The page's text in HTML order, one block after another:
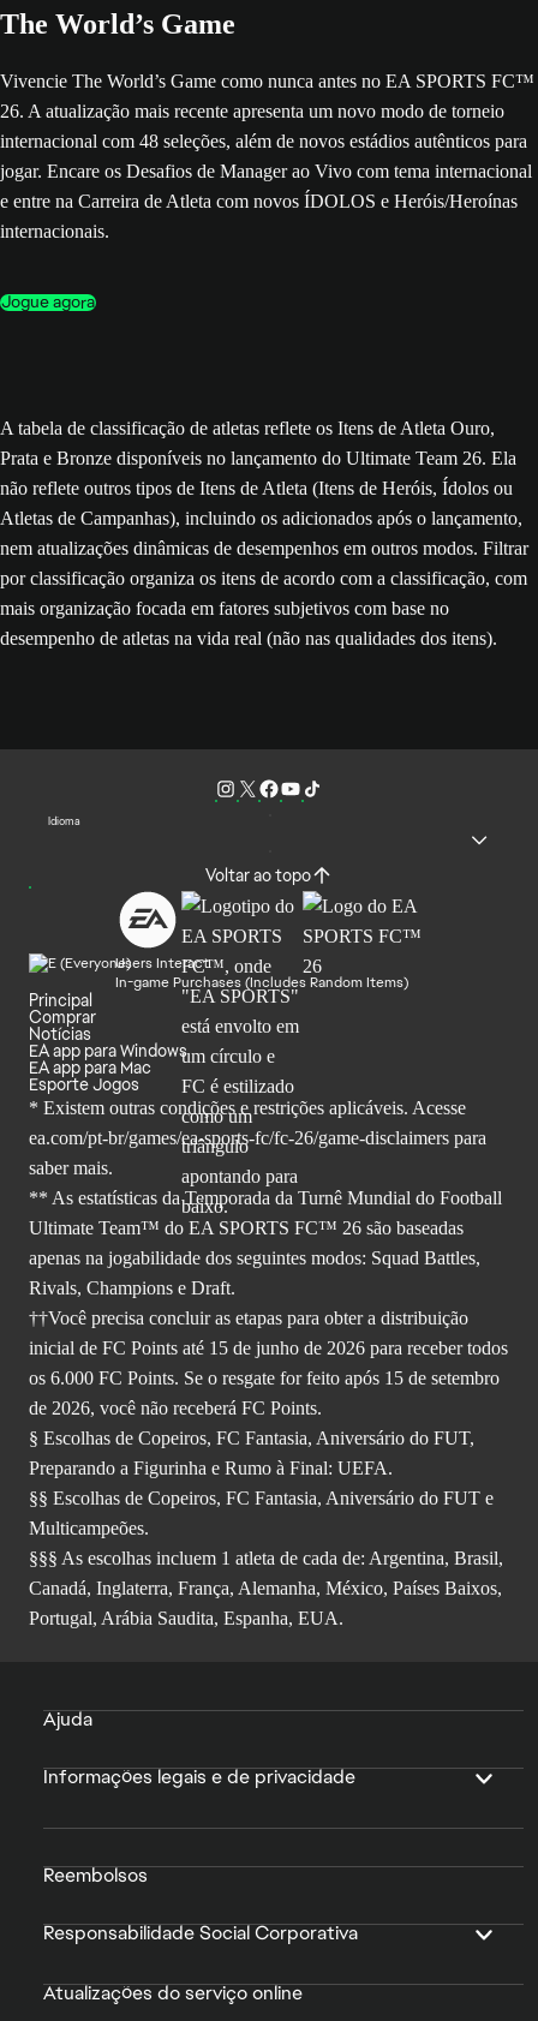
The World’s Game
Vivencie The World’s Game como nunca antes no EA SPORTS FC™
26. A atualização mais recente apresenta um novo modo de torneio
internacional com 48 seleções, além de novos estádios autênticos para
jogar. Encare os Desafios de Manager ao Vivo com tema internacional
e entre na Carreira de Atleta com novos ÍDOLOS e Heróis/Heroínas
internacionais.
Jogue agora
A tabela de classificação de atletas reflete os Itens de Atleta Ouro,
Prata e Bronze disponíveis no lançamento do Ultimate Team 26. Ela
não reflete outros tipos de Itens de Atleta (Itens de Heróis, Ídolos ou
Atletas de Campanhas), incluindo os adicionados após o lançamento,
nem atualizações dinâmicas de desempenhos em outros modos. Filtrar
por classificação organiza os itens de acordo com a classificação, com
mais organização focada em fatores subjetivos com base no
desempenho de atletas na vida real (não nas qualidades dos itens).
Idioma
Voltar ao topo
Users Interact
In-game Purchases (Includes Random Items)
Principal
Comprar
Notícias
EA app para Windows
EA app para Mac
Esporte Jogos
* Existem outras condições e restrições aplicáveis. Acesse
ea.com/pt-br/games/ea-sports-fc/fc-26/game-disclaimers para
saber mais.
** As estatísticas da Temporada da Turnê Mundial do Football
Ultimate Team™ do EA SPORTS FC™ 26 são baseadas
apenas na jogabilidade dos seguintes modos: Squad Battles,
Rivals, Champions e Draft.
††Você precisa concluir as etapas para obter a distribuição
inicial de FC Points até 15 de junho de 2026 para receber todos
os 6.000 FC Points. Se o resgate for feito após 15 de setembro
de 2026, você não receberá FC Points.
§ Escolhas de Copeiros, FC Fantasia, Aniversário do FUT,
Preparando a Figurinha e Rumo à Final: UEFA.
§§ Escolhas de Copeiros, FC Fantasia, Aniversário do FUT e
Multicampeões.
§§§ As escolhas incluem 1 atleta de cada de: Argentina, Brasil,
Canadá, Inglaterra, França, Alemanha, México, Países Baixos,
Portugal, Arábia Saudita, Espanha, EUA.
Ajuda
Informações legais e de privacidade
Reembolsos
Responsabilidade Social Corporativa
Atualizações do serviço online